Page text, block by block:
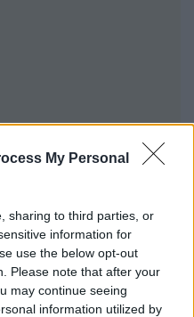
My Personal
sharing to third parties, or
information for
use the below opt-out
Please note that after your
may continue seeing
information utilized by
την ΕΔΥΤΕ Α.Ε. σε
Παιδείας και το
στο
της